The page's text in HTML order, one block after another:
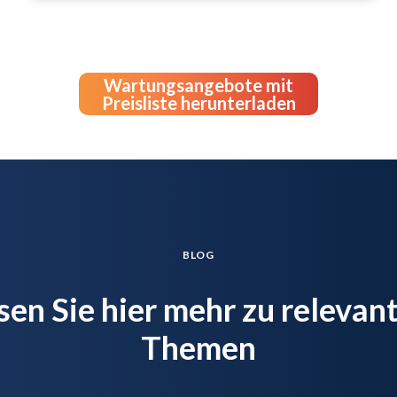
Wartungsangebote mit
Preisliste herunterladen
BLOG
Sie hier mehr zu
Themen